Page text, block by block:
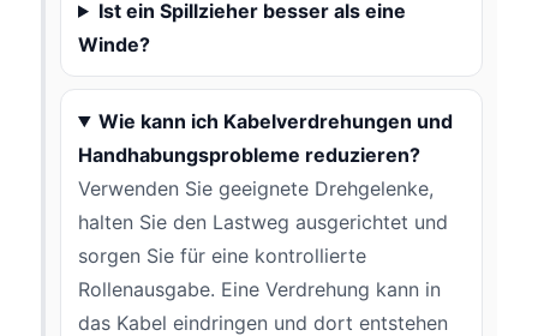
Ist ein Spillzieher besser als eine
Winde?
Wie kann ich Kabelverdrehungen und
Handhabungsprobleme reduzieren?
Verwenden Sie geeignete Drehgelenke,
halten Sie den Lastweg ausgerichtet und
sorgen Sie für eine kontrollierte
Rollenausgabe. Eine Verdrehung kann in
das Kabel eindringen und dort entstehen